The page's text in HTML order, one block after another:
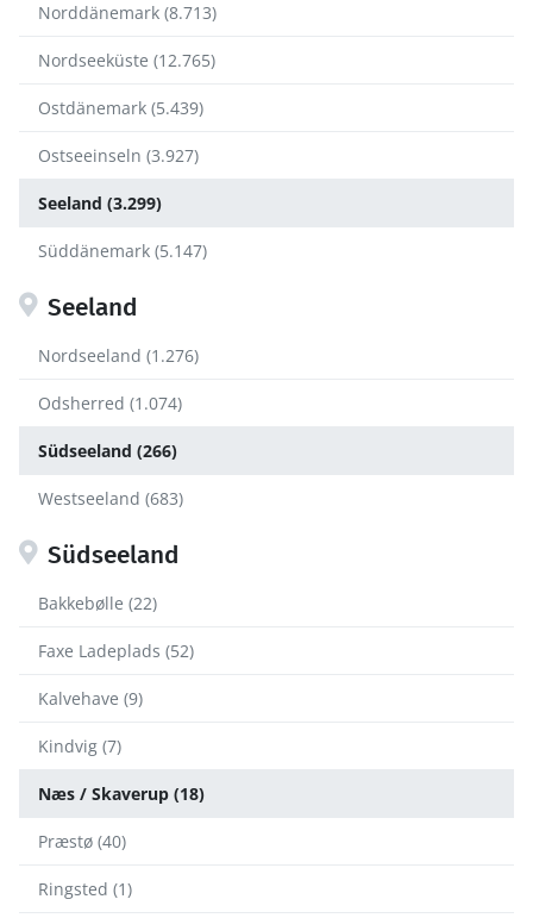
Norddänemark (8.713)
Nordseeküste (12.765)
Ostdänemark (5.439)
Ostseeinseln (3.927)
Seeland (3.299)
Süddänemark (5.147)
Seeland
Nordseeland (1.276)
Odsherred (1.074)
Südseeland (266)
Westseeland (683)
Südseeland
Bakkebølle (22)
Faxe Ladeplads (52)
Kalvehave (9)
Kindvig (7)
Næs / Skaverup (18)
Præstø (40)
Ringsted (1)